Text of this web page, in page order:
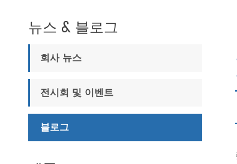
뉴스 & 블로그
회사 뉴스
전시회 및 이벤트
블로그